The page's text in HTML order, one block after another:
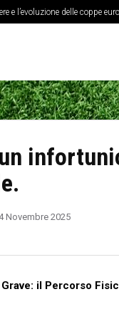
e l’evoluzione delle coppe
Novembre 2025
il Percorso